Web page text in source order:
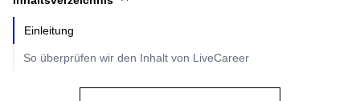
Einleitung
So überprüfen wir den Inhalt von LiveCareer